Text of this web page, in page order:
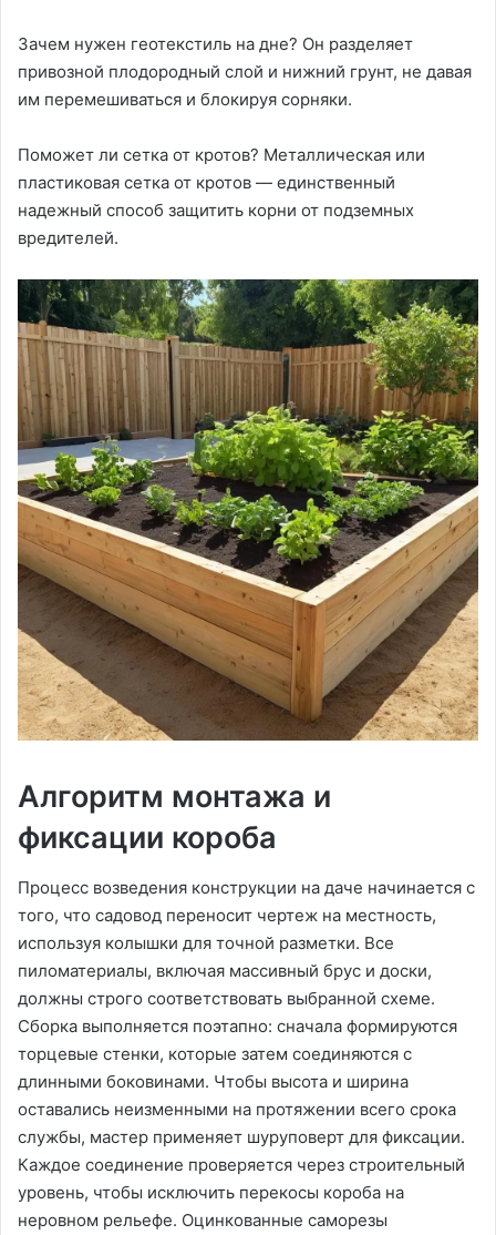
Зачем нужен геотекстиль на дне? Он разделяет
привозной плодородный слой и нижний грунт, не давая
им перемешиваться и блокируя сорняки.
Поможет ли сетка от кротов? Металлическая или
пластиковая сетка от кротов — единственный
надежный способ защитить корни от подземных
вредителей.
Алгоритм монтажа и
фиксации короба
Процесс возведения конструкции на даче начинается с
того, что садовод переносит чертеж на местность,
используя колышки для точной разметки. Все
пиломатериалы, включая массивный брус и доски,
должны строго соответствовать выбранной схеме.
Сборка выполняется поэтапно: сначала формируются
торцевые стенки, которые затем соединяются с
длинными боковинами. Чтобы высота и ширина
оставались неизменными на протяжении всего срока
службы, мастер применяет шуруповерт для фиксации.
Каждое соединение проверяется через строительный
уровень, чтобы исключить перекосы короба на
неровном рельефе. Оцинкованные саморезы